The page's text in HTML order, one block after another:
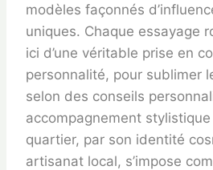
modèles façonnés
uniques. Chaque essayage
ici d’une véritable prise en
personnalité, pour sublimer
selon des conseils
accompagnement
quartier, par son identité
artisanat local, s’impose